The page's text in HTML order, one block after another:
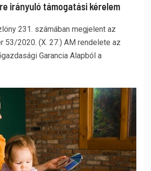
irányuló támogatási kérelem
231. számában megjelent az
53/2020. (X. 27.) AM rendelete az
Garancia Alapból a